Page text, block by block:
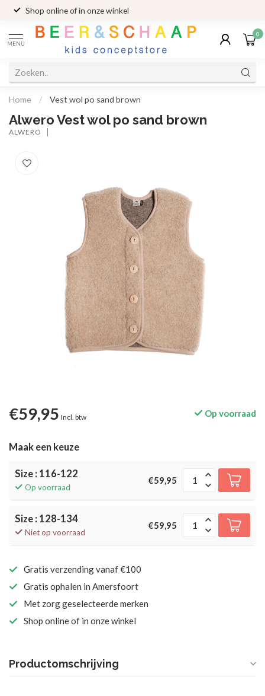
Shop online of in onze winkel
MENU
0
Home / Vest wol po sand brown
Alwero Vest wol po sand brown
ALWERO
€59,95 Incl. btw Op voorraad
Maak een keuze
Size : 116-122
Op voorraad
€59,95
Size : 128-134
Niet op voorraad
€59,95
Gratis verzending vanaf €100
Gratis ophalen in Amersfoort
Met zorg geselecteerde merken
Shop online of in onze winkel
Productomschrijving